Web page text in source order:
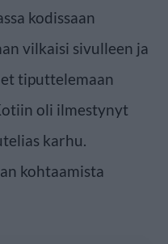
kodissaan
vilkaisi sivulleen ja
tiputtelemaan
oli ilmestynyt
karhu.
kohtaamista